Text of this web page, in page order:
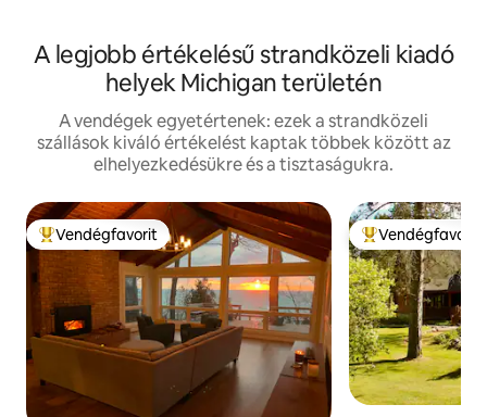
A legjobb értékelésű strandközeli kiadó
helyek Michigan területén
A vendégek egyetértenek: ezek a strandközeli
szállások kiváló értékelést kaptak többek között az
elhelyezkedésükre és a tisztaságukra.
Kiemelt vendégfavorit
Vendégfavorit Kiemelt
Vendégfavorit